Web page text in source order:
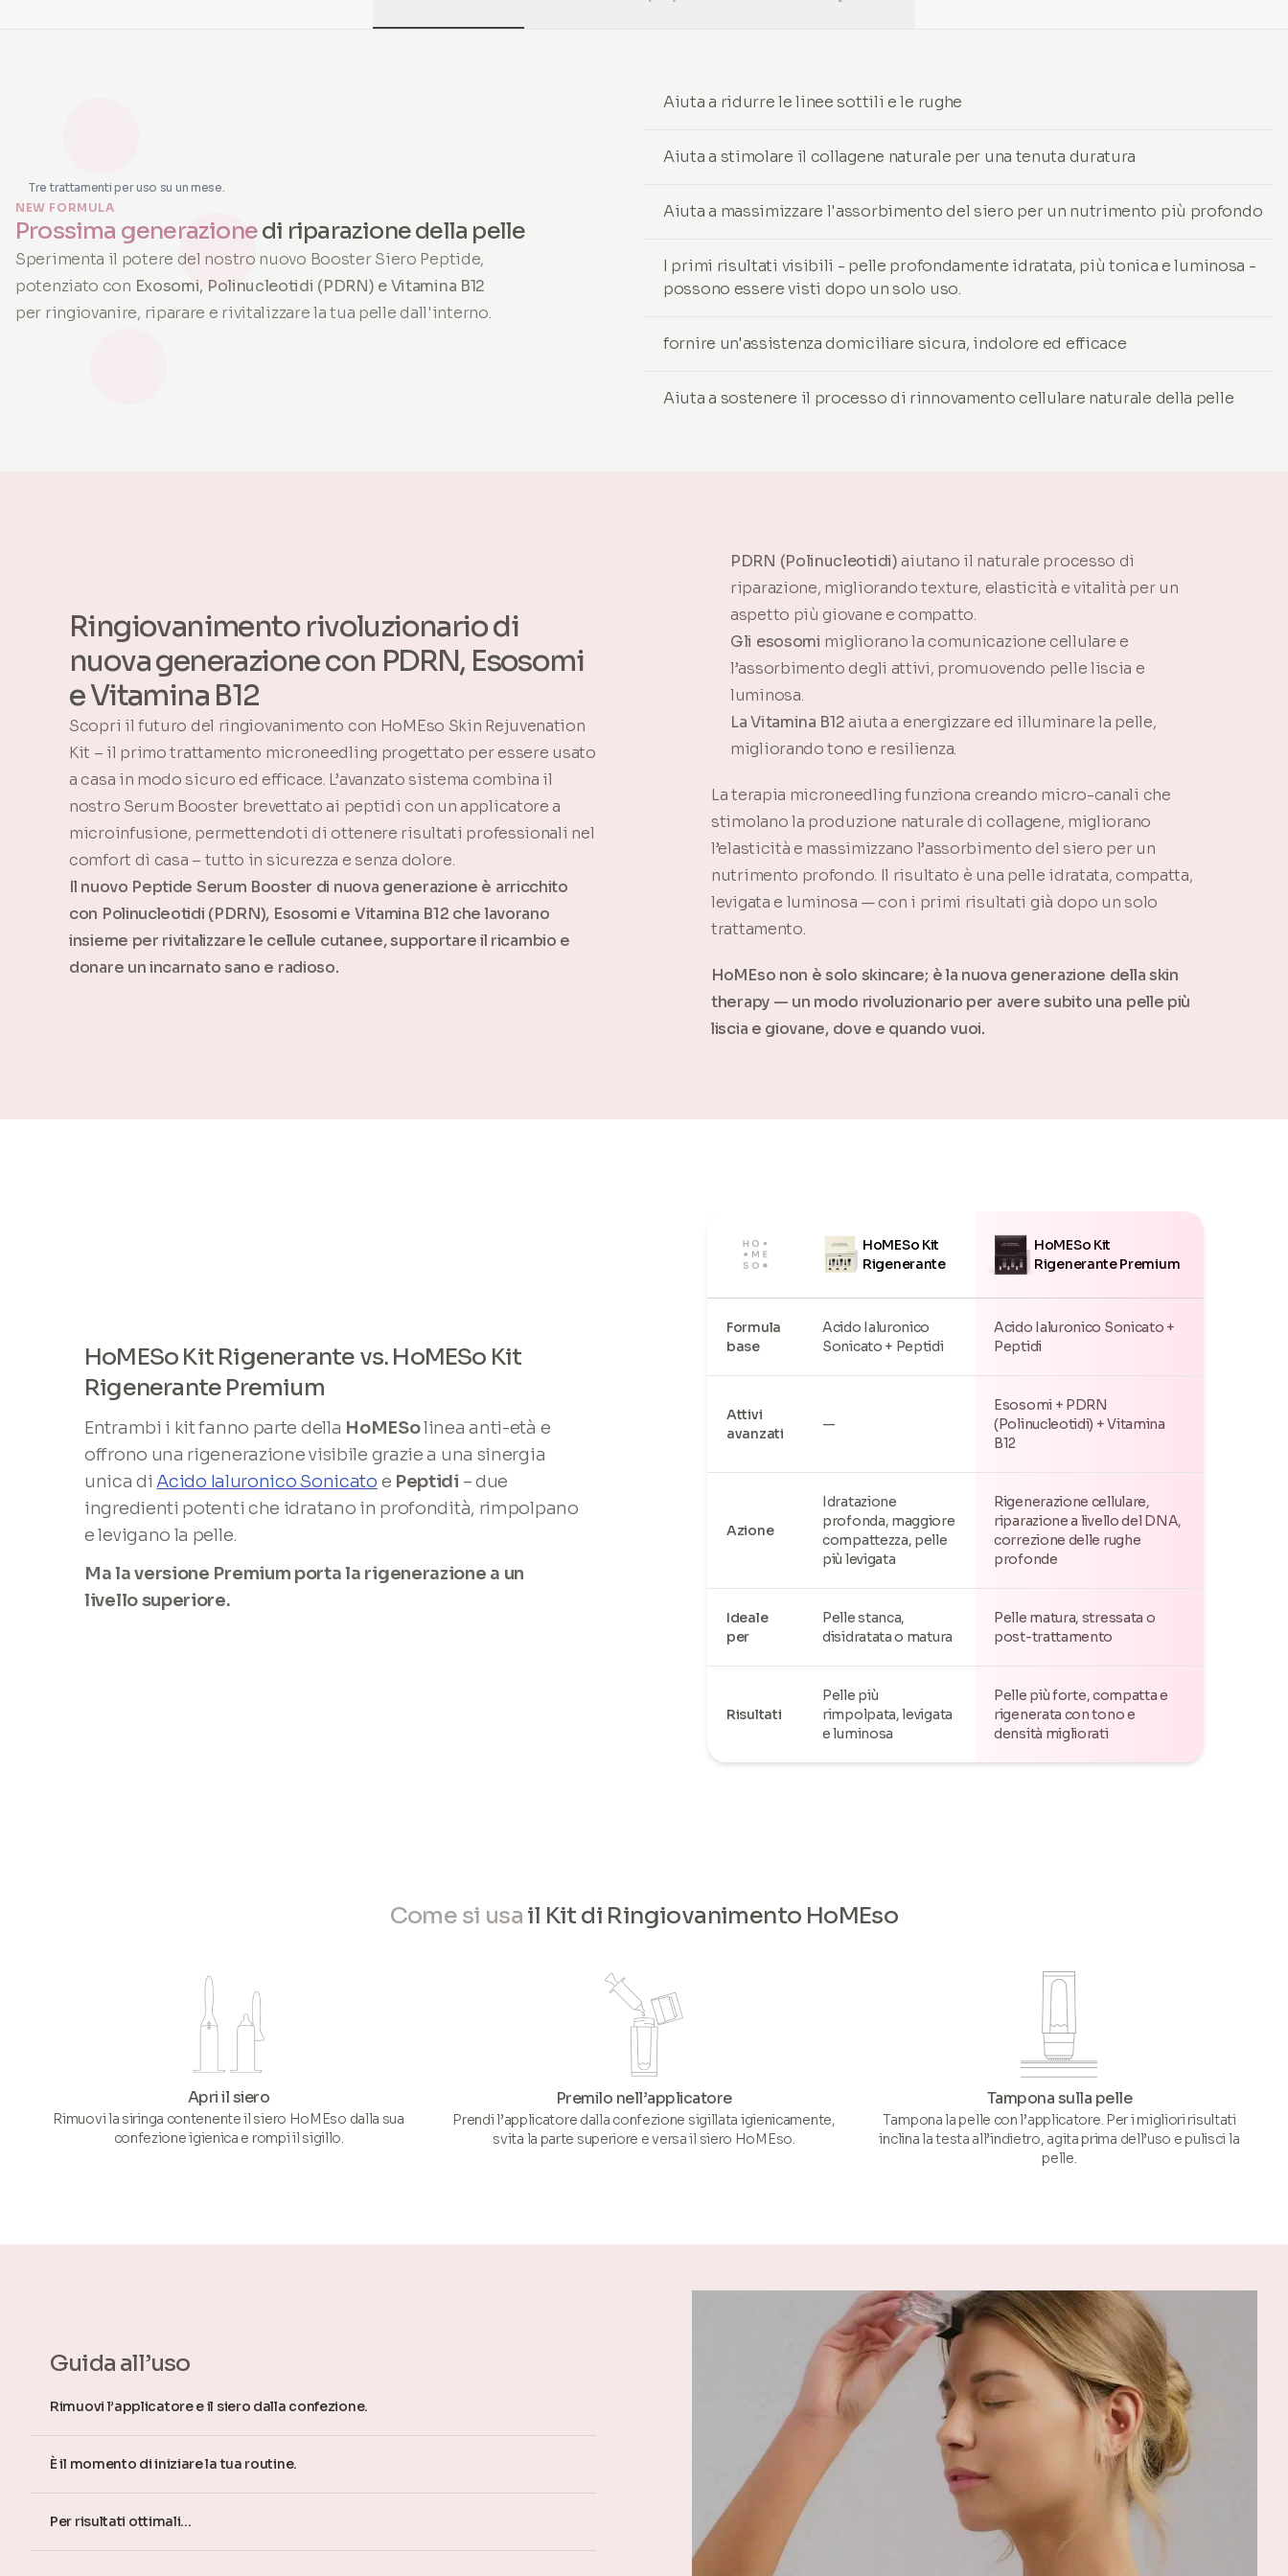
Tre trattamenti per uso su un mese.
NEW FORMULA
Prossima generazionedi riparazione della pelle
Sperimenta il potere del nostro nuovo Booster Siero Peptide,
potenziato con Exosomi, Polinucleotidi (PDRN) e Vitamina B12
per ringiovanire, riparare e rivitalizzare la tua pelle dall'interno.
Aiuta a ridurre le linee sottili e le rughe
Aiuta a stimolare il collagene naturale per una tenuta duratura
Aiuta a massimizzare l'assorbimento del siero per un nutrimento più profondo
I primi risultati visibili - pelle profondamente idratata, più tonica e luminosa -
possono essere visti dopo un solo uso.
fornire un'assistenza domiciliare sicura, indolore ed efficace
Aiuta a sostenere il processo di rinnovamento cellulare naturale della pelle
Ringiovanimento rivoluzionario di
nuova generazione con PDRN, Esosomi
e Vitamina B12
Scopri il futuro del ringiovanimento con HoMEso Skin Rejuvenation
Kit – il primo trattamento microneedling progettato per essere usato
a casa in modo sicuro ed efficace. L’avanzato sistema combina il
nostro Serum Booster brevettato ai peptidi con un applicatore a
microinfusione, permettendoti di ottenere risultati professionali nel
comfort di casa – tutto in sicurezza e senza dolore.
Il nuovo Peptide Serum Booster di nuova generazione è arricchito
con Polinucleotidi (PDRN), Esosomi e Vitamina B12 che lavorano
insieme per rivitalizzare le cellule cutanee, supportare il ricambio e
donare un incarnato sano e radioso.
PDRN (Polinucleotidi) aiutano il naturale processo di
riparazione, migliorando texture, elasticità e vitalità per un
aspetto più giovane e compatto.
Gli esosomi migliorano la comunicazione cellulare e
l’assorbimento degli attivi, promuovendo pelle liscia e
luminosa.
La Vitamina B12 aiuta a energizzare ed illuminare la pelle,
migliorando tono e resilienza.
La terapia microneedling funziona creando micro-canali che
stimolano la produzione naturale di collagene, migliorano
l’elasticità e massimizzano l’assorbimento del siero per un
nutrimento profondo. Il risultato è una pelle idratata, compatta,
levigata e luminosa — con i primi risultati già dopo un solo
trattamento.
HoMEso non è solo skincare; è la nuova generazione della skin
therapy — un modo rivoluzionario per avere subito una pelle più
liscia e giovane, dove e quando vuoi.
HoMESo Kit Rigenerante vs. HoMESo Kit
Rigenerante Premium
Entrambi i kit fanno parte della HoMESolinea anti-età e
offrono una rigenerazione visibile grazie a una sinergia
unica diAcido Ialuronico Sonicato e Peptidi – due
ingredienti potenti che idratano in profondità, rimpolpano
e levigano la pelle.
Ma la versione Premium porta la rigenerazione a un
livello superiore.
HoMESo Kit
Rigenerante
HoMESo Kit
Rigenerante Premium
Formula
base
Acido Ialuronico
Sonicato + Peptidi
Acido Ialuronico Sonicato +
Peptidi
Attivi
avanzati
—
Esosomi + PDRN
(Polinucleotidi) + Vitamina
B12
Azione
Idratazione
profonda, maggiore
compattezza, pelle
più levigata
Rigenerazione cellulare,
riparazione a livello del DNA,
correzione delle rughe
profonde
Ideale
per
Pelle stanca,
disidratata o matura
Pelle matura, stressata o
post-trattamento
Risultati
Pelle più
rimpolpata, levigata
e luminosa
Pelle più forte, compatta e
rigenerata con tono e
densità migliorati
Come si usa il Kit di Ringiovanimento HoMEso
Apri il siero
Rimuovi la siringa contenente il siero HoMEso dalla sua
confezione igienica e rompi il sigillo.
Premilo nell’applicatore
Prendi l’applicatore dalla confezione sigillata igienicamente,
svita la parte superiore e versa il siero HoMEso.
Tampona sulla pelle
Tampona la pelle con l’applicatore. Per i migliori risultati
inclina la testa all’indietro, agita prima dell’uso e pulisci la
pelle.
Guida all’uso
Rimuovi l’applicatore e il siero dalla confezione.
È il momento di iniziare la tua routine.
Per risultati ottimali...